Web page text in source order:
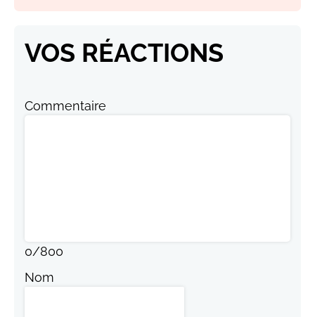
VOS RÉACTIONS
Commentaire
0/800
Nom